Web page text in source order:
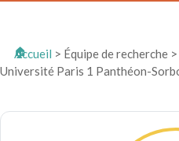
Accueil > Équipe de recherche >
Université Paris 1 Panthéon-